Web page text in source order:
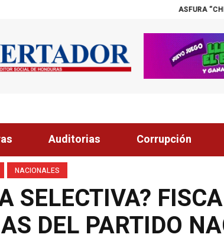
ASFURA “CHIVO EXPIATORIO”
Auditorias Corrupción
NACIONALES
SELECTIVA?
DEL PARTIDO